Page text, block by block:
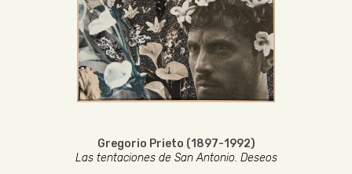
Gregorio Prieto (1897-1992)
Las tentaciones de San Antonio. Deseos